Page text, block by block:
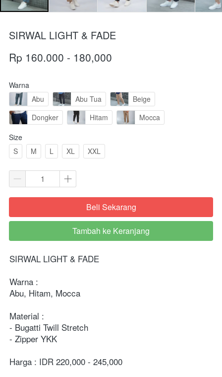
SIRWAL LIGHT & FADE
Rp 160.000 - 180,000
Warna
Abu
Abu Tua
Beige
Dongker
Hitam
Mocca
Size
S
M L XL XXL
`Beli Sekarang
`
Tambah ke Keranjang
SIRWAL LIGHT & FADE
Warna :
Abu, Hitam, Mocca
Material :
- Bugatti Twill Stretch
- Zipper YKK
Harga : IDR 220,000 - 245,000